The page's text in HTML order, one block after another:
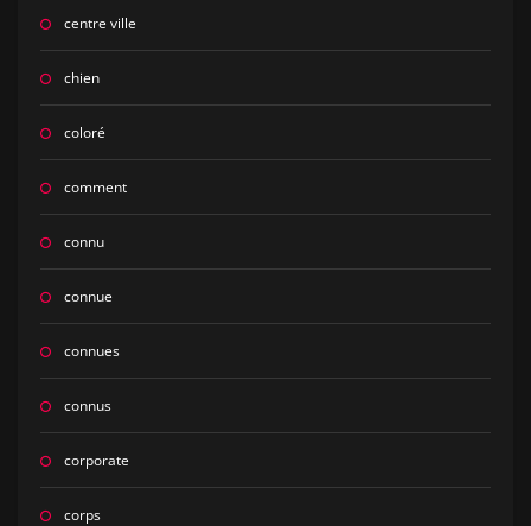
centre ville
chien
coloré
comment
connu
connue
connues
connus
corporate
corps